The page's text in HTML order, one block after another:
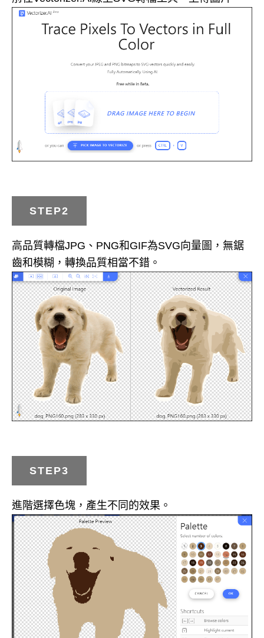
STEP2
高品質轉檔JPG、PNG和GIF為SVG向量圖，無鋸
齒和模糊，轉換品質相當不錯。
STEP3
進階選擇色塊，產生不同的效果。